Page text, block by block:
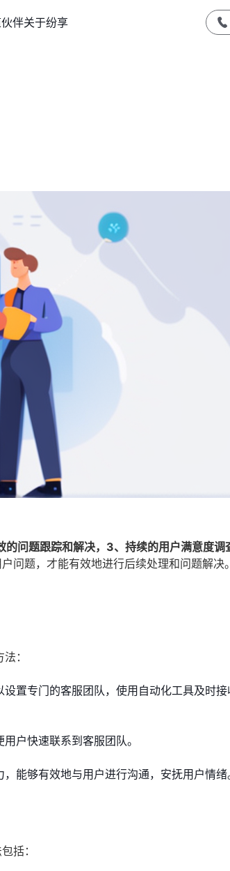
伴关于纷享
的问题跟踪和解决，3、持续的用户满意度调
问题，才能有效地进行后续处理和问题解决
：
置专门的客服团队，使用自动化工具及时
户快速联系到客服团队。
能够有效地与用户进行沟通，安抚用户情绪
括：